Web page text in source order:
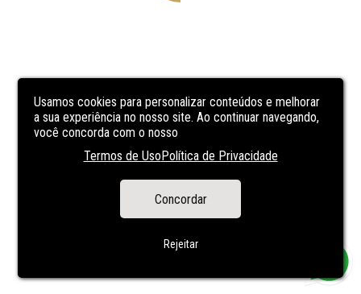
Usamos cookies para personalizar conteúdos e melhorar
a sua experiência no nosso site. Ao continuar navegando,
você concorda com o nosso
Termos de UsoPolítica de Privacidade
Concordar
Rejeitar